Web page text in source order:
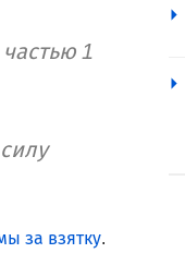
1
за взятку.